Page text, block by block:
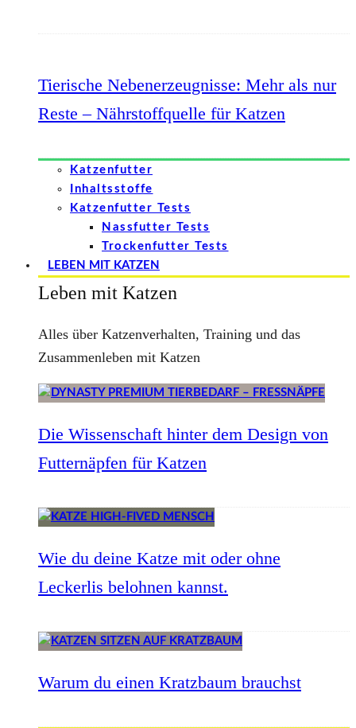
Tierische Nebenerzeugnisse: Mehr als nur
Reste – Nährstoffquelle für Katzen
Katzenfutter
Inhaltsstoffe
Katzenfutter Tests
Nassfutter Tests
Trockenfutter Tests
LEBEN MIT KATZEN
Leben mit Katzen
Alles über Katzenverhalten, Training und das
Zusammenleben mit Katzen
Die Wissenschaft hinter dem Design von
Futternäpfen für Katzen
Wie du deine Katze mit oder ohne
Leckerlis belohnen kannst.
Warum du einen Kratzbaum brauchst